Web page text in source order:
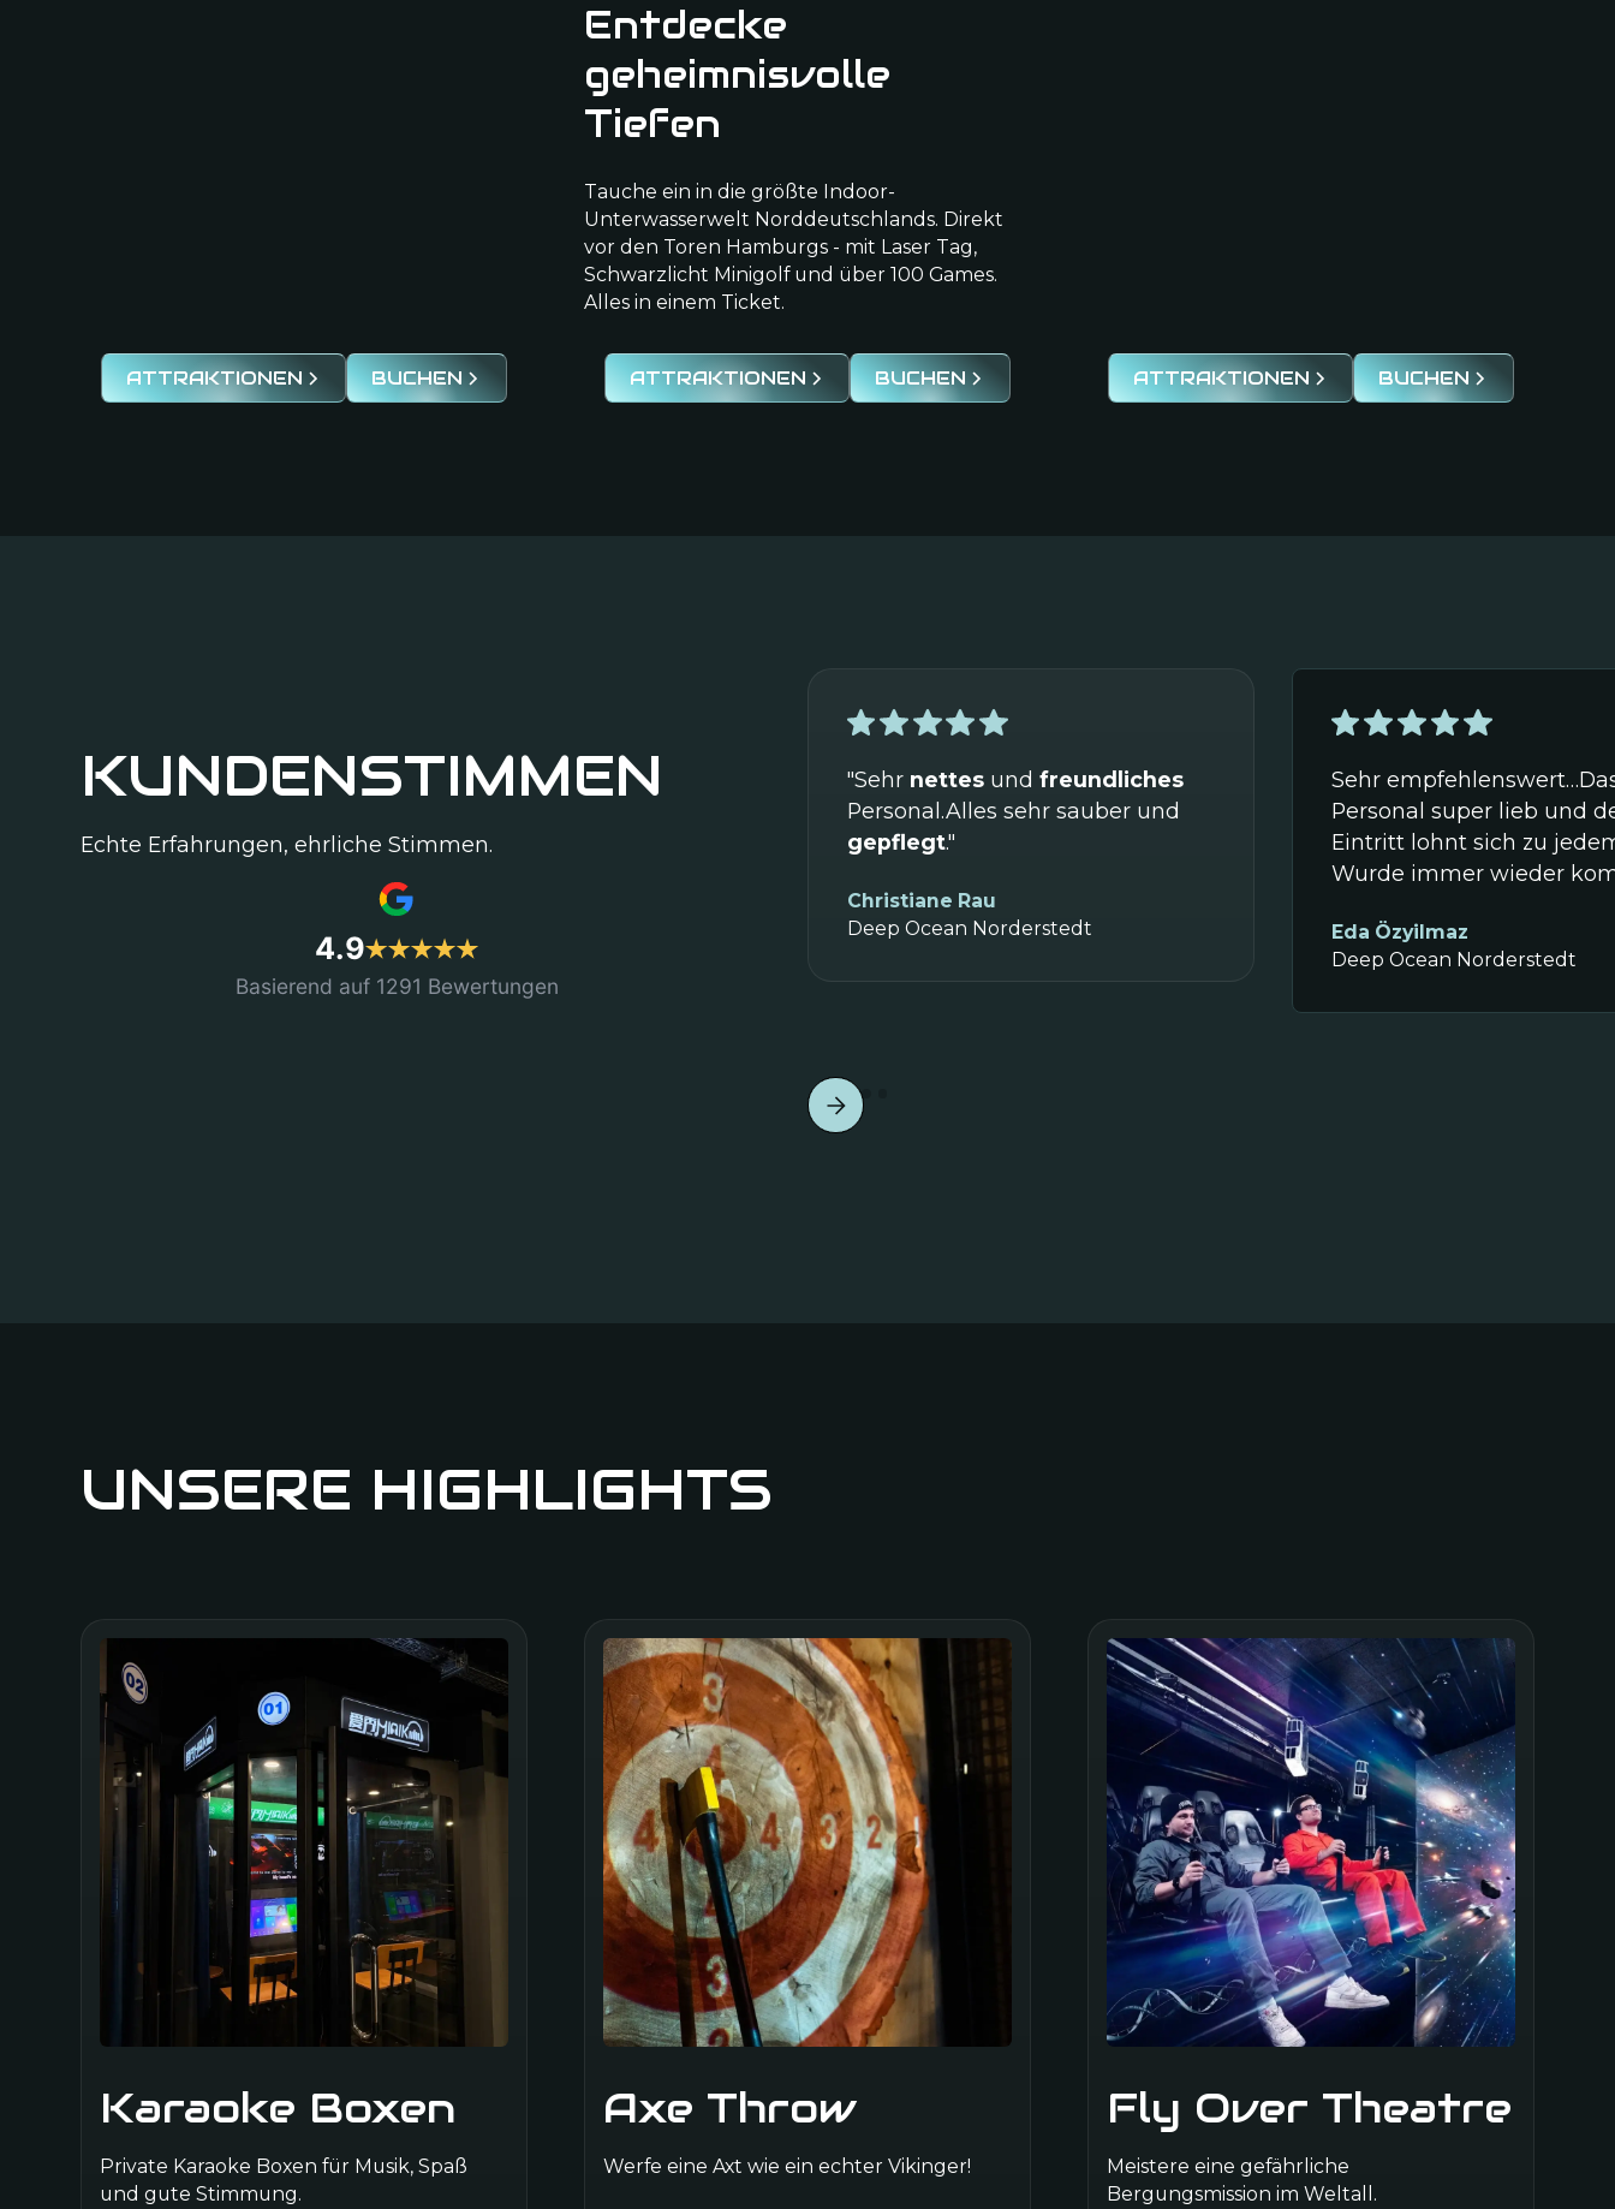
ATTRAKTIONEN BUCHEN
Entdecke
geheimnisvolle
Tiefen
Tauche ein in die größte Indoor-
Unterwasserwelt Norddeutschlands. Direkt
vor den Toren Hamburgs - mit Laser Tag,
Schwarzlicht Minigolf und über 100 Games.
Alles in einem Ticket.
ATTRAKTIONEN BUCHEN ATTRAKTIONEN BUCHEN
KUNDENSTIMMEN
Echte Erfahrungen, ehrliche Stimmen.
4.9
Basierend auf 1291 Bewertungen
"Sehr nettesund freundliches
Personal.Alles sehr sauber und
gepflegt."
Christiane Rau
Deep Ocean Norderstedt
Sehr
Personal super lieb und
Eintritt lohnt sich zu
Wurde immer wieder
Eda Özyilmaz
Deep Ocean Norderstedt
Norderstedt
Wir haben die Weihnachtsfeier hier gemacht und es war ein voller
Erfolg! Alle 15 Kollegen waren begeistert. Viel besser als ein
normales Dinner. Sehr zu empfehlen!
Sandra H.
Kiel Schwentinental
Teambuilding mal anders! Mit meiner Firma waren wir zum
Teambuilding hier und es war der beste Nachmittag seit langem.
Alle haben mitgemacht und gelacht. 5 Sterne ohne Frage.
UNSERE HIGHLIGHTS
Karaoke Boxen
Private Karaoke Boxen für Musik, Spaß
und gute Stimmung.
Axe Throw
Werfe eine Axt wie ein echter Vikinger!
Fly Over Theatre
Meistere eine gefährliche
Bergungsmission im Weltall.